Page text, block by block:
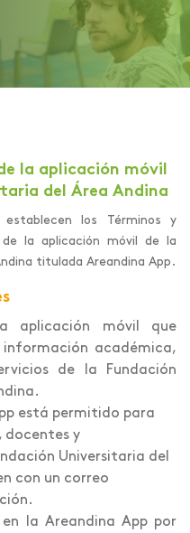
la aplicación móvil
del Área Andina
los Términos y
la aplicación móvil de la
titulada Areandina App.
aplicación móvil que
académica,
de la Fundación
está permitido para
docentes y
Universitaria del
con un correo
la Areandina App por